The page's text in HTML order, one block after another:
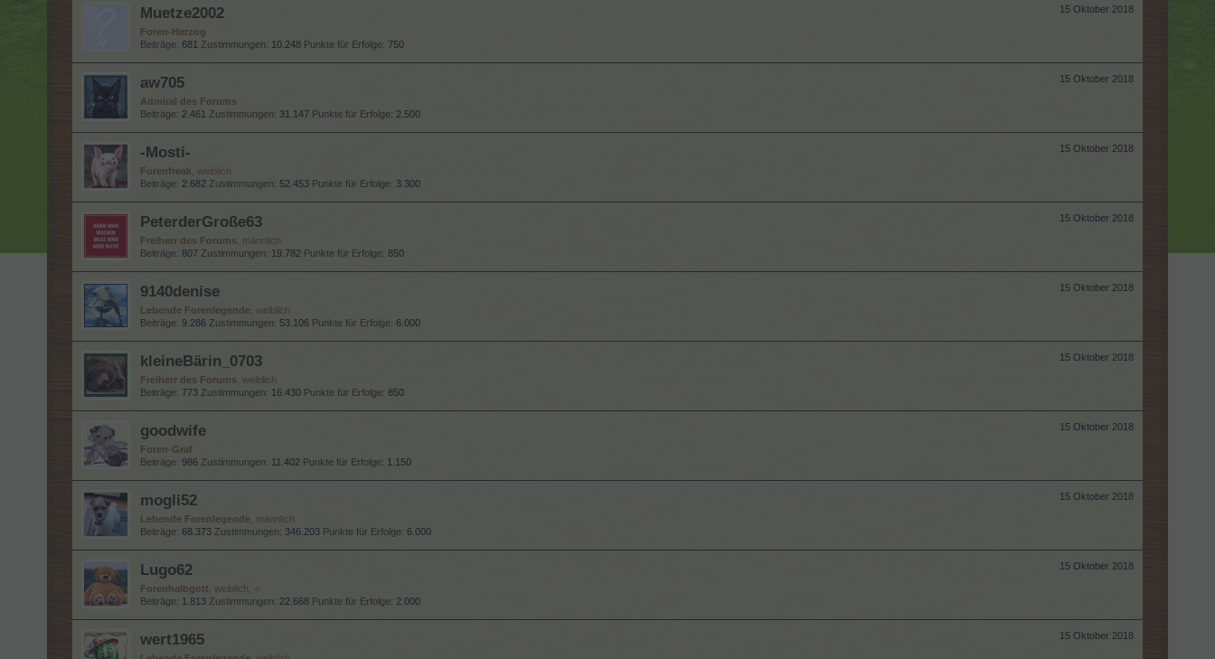
15 Oktober 2018
Muetze2002
Foren-Herzog
Beiträge: 681 Zustimmungen: 10.248 Punkte für Erfolge: 750
15 Oktober 2018
aw705
Admiral des Forums
Beiträge: 2.461 Zustimmungen: 31.147 Punkte für Erfolge: 2.500
15 Oktober 2018
-Mosti-
Forenfreak , weiblich
Beiträge: 2.682 Zustimmungen: 52.453 Punkte für Erfolge: 3.300
15 Oktober 2018
PeterderGroße63
Freiherr des Forums , männlich
Beiträge: 807 Zustimmungen: 19.782 Punkte für Erfolge: 850
15 Oktober 2018
9140denise
Lebende Forenlegende , weiblich
Beiträge: 9.286 Zustimmungen: 53.106 Punkte für Erfolge: 6.000
15 Oktober 2018
kleineBärin_0703
Freiherr des Forums , weiblich
Beiträge: 773 Zustimmungen: 16.430 Punkte für Erfolge: 850
15 Oktober 2018
goodwife
Foren-Graf
Beiträge: 986 Zustimmungen: 11.402 Punkte für Erfolge: 1.150
15 Oktober 2018
mogli52
Lebende Forenlegende , männlich
Beiträge: 68.373 Zustimmungen: 346.203 Punkte für Erfolge: 6.000
15 Oktober 2018
Lugo62
Forenhalbgott , weiblich, <
Beiträge: 1.813 Zustimmungen: 22.668 Punkte für Erfolge: 2.000
15 Oktober 2018
wert1965